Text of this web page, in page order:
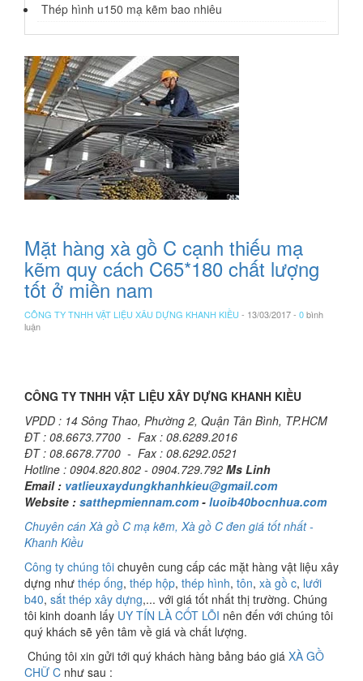
Thép hình u150 mạ kẽm bao nhiêu
Mặt hàng xà gồ C cạnh thiếu mạ
kẽm quy cách C65*180 chất lượng
tốt ở miền nam
CÔNG TY TNHH VẬT LIỆU XÂU DỰNG KHANH KIỀU - 13/03/2017 - 0bình
luận
CÔNG TY TNHH VẬT LIỆU XÂY DỰNG KHANH KIỀU
VPDD : 14 Sông Thao, Phường 2, Quận Tân Bình, TP.HCM
ĐT : 08.6673.7700 - Fax : 08.6289.2016
ĐT : 08.6678.7700 - Fax : 08.6292.0521
Hotline : 0904.820.802 - 0904.729.792 Ms Linh
Email : vatlieuxaydungkhanhkieu@gmail.com
Website : satthepmiennam.com- luoib40bocnhua.com
Chuyên cán Xà gồ C mạ kẽm, Xà gồ C đen giá tốt nhất -
Khanh Kiều
Công ty chúng tôi chuyên cung cấp các mặt hàng vật liệu xây
dựng như thép ống, thép hộp, thép hình, tôn, xà gồ c, lưới
b40, sắt thép xây dựng,... với giá tốt nhất thị trường. Chúng
tôi kinh doanh lấy UY TÍN LÀ CỐT LÕI nên đến với chúng tôi
quý khách sẽ yên tâm về giá và chất lượng.
Chúng tôi xin gửi tới quý khách hàng bảng báo giá XÀ GỒ
CHỮ C như sau :